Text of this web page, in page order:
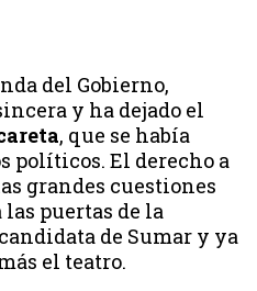
del Gobierno,
y ha dejado el
, que se había
políticos. El derecho a
grandes cuestiones
puertas de la
de Sumar y ya
el teatro.